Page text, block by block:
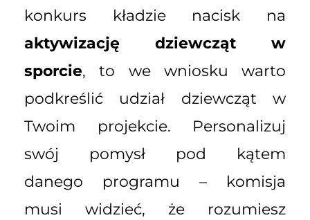
konkurs kładzie nacisk na
aktywizację dziewcząt w
sporcie, to we wniosku warto
podkreślić udział dziewcząt w
Twoim projekcie. Personalizuj
swój pomysł pod kątem
danego programu – komisja
musi widzieć, że rozumiesz